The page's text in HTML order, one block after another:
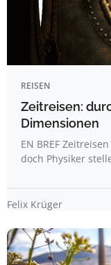
REISEN
Zeitreisen:
Dimensionen
EN BREF
doch Physiker
Felix Krüger